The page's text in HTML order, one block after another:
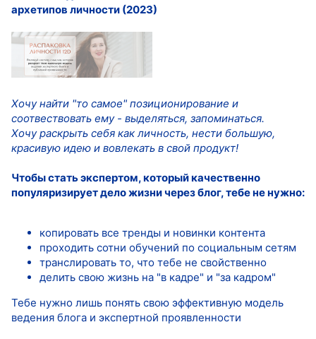
архетипов личности (2023)
Хочу найти "то самое" позиционирование и
соотвествовать ему - выделяться, запоминаться.
Хочу раскрыть себя как личность, нести большую,
красивую идею и вовлекать в свой продукт!
Чтобы стать экспертом, который качественно
популяризирует дело жизни через блог, тебе не нужно:
копировать все тренды и новинки контента
проходить сотни обучений по социальным сетям
транслировать то, что тебе не свойственно
делить свою жизнь на "в кадре" и "за кадром"
Тебе нужно лишь понять свою эффективную модель
ведения блога и экспертной проявленности